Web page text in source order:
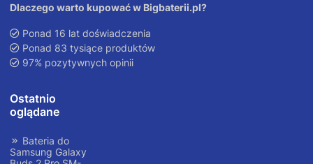
Dlaczego warto kupować w Bigbaterii.pl?
Ponad 16 lat doświadczenia
Ponad 83 tysiące produktów
97% pozytywnych opinii
Ostatnio
oglądane
Bateria do
Samsung Galaxy